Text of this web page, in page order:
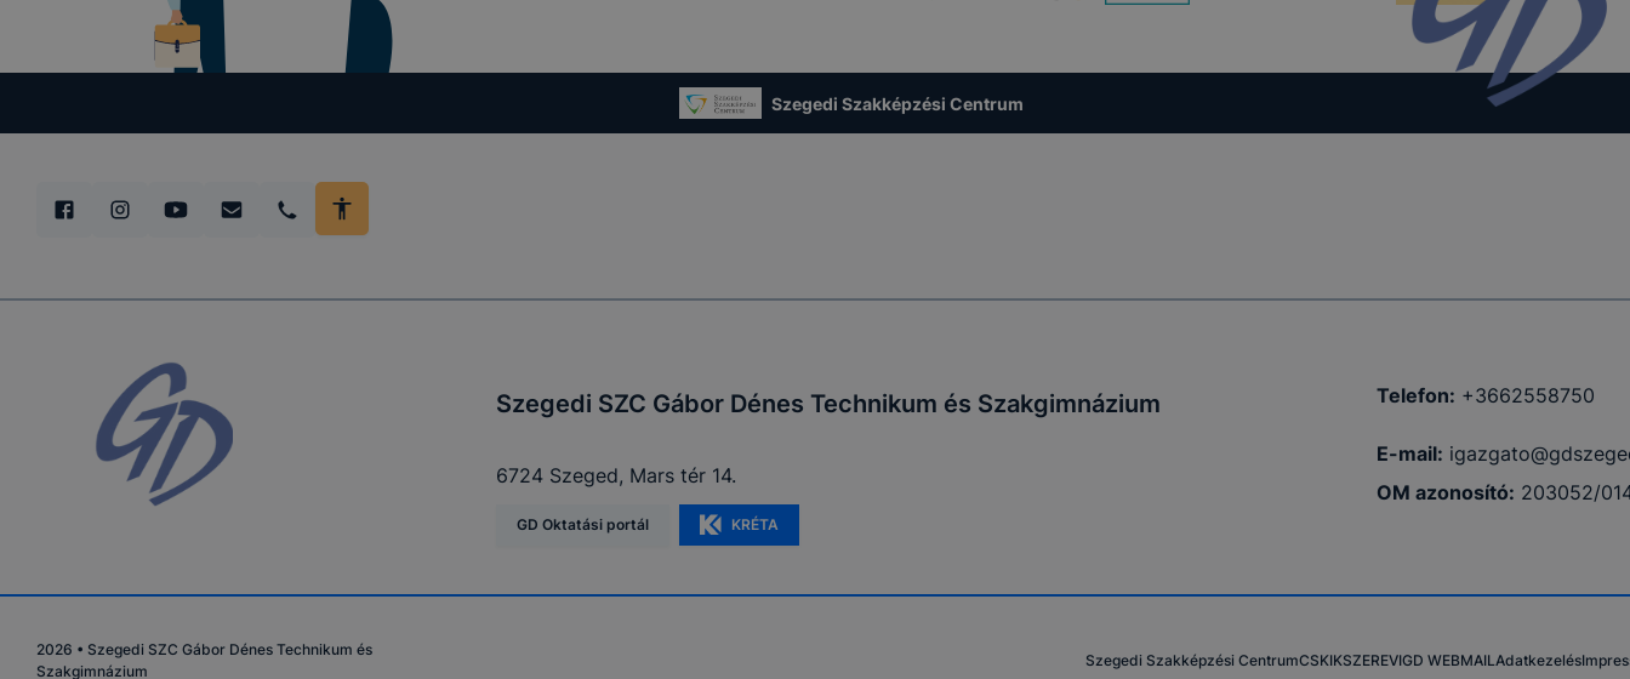
Szegedi Szakképzési Centrum
Szegedi SZC Gábor Dénes Technikum és Szakgimnázium
6724 Szeged, Mars tér 14.
GD Oktatási portál KRÉTA
Telefon: +3662558750
E-mail:
OM azonosító: 203052/
2026 • Szegedi SZC Gábor Dénes Technikum és
Szakgimnázium
Szegedi Szakképzési CentrumCSKIKSZEREVIGD WEBMAILAdatkezelés
tétele, a cookie-k alkalmazásának megakadályozása vagy törlése által
előfordulhat, hogy felhasználóink nem lesznek képesek honlapunk funkcióinak
teljes körű használatára, vagy a honlap a tervezettől eltérően fog működni